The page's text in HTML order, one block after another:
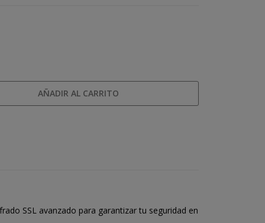
AÑADIR AL CARRITO
SSL avanzado para garantizar tu seguridad en